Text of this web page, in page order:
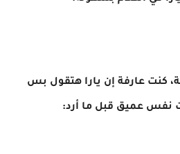
كنت عارفة إن يارا هتقول بس
عميق قبل ما أرد: